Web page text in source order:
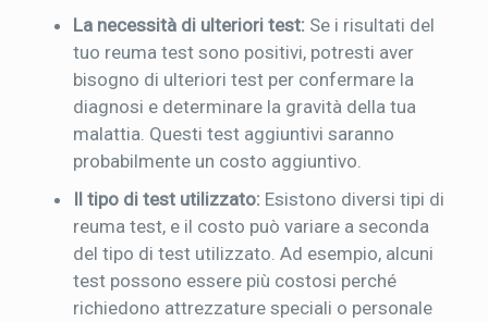
La necessità di ulteriori test: Se i risultati del
tuo reuma test sono positivi, potresti aver
bisogno di ulteriori test per confermare la
diagnosi e determinare la gravità della tua
malattia. Questi test aggiuntivi saranno
probabilmente un costo aggiuntivo.
Il tipo di test utilizzato: Esistono diversi tipi di
reuma test, e il costo può variare a seconda
del tipo di test utilizzato. Ad esempio, alcuni
test possono essere più costosi perché
richiedono attrezzature speciali o personale